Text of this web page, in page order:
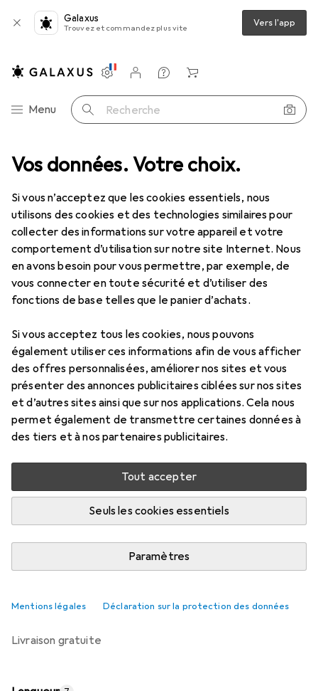
Vos données. Votre choix.
Si vous n’acceptez que les cookies essentiels, nous
utilisons des cookies et des technologies similaires pour
collecter des informations sur votre appareil et votre
comportement d’utilisation sur notre site Internet. Nous
en avons besoin pour vous permettre, par exemple, de
vous connecter en toute sécurité et d’utiliser des
fonctions de base telles que le panier d’achats.
Si vous acceptez tous les cookies, nous pouvons
également utiliser ces informations afin de vous afficher
des offres personnalisées, améliorer nos sites et vous
présenter des annonces publicitaires ciblées sur nos sites
et d’autres sites ainsi que sur nos applications. Cela nous
permet également de transmettre certaines données à
des tiers et à nos partenaires publicitaires.
Tout accepter
Seuls les cookies essentiels
Paramètres
Mentions légales Déclaration sur la protection des données
Galaxus
Trouvez et commandez plus vite Vers l'app
Navigation par catégorie
Menu Recherche
Paramètres
Compte client
Listes de comparaison
Listes d'envies
Panier
USB 3.0 de 5 m - mâle/femelle - câble USB 3.0 SuperSpeed Rallonge
10 images
StarTech Rallonge active USB 3.0 de 5
m - mâle/femelle - câble USB 3.0
5 m, USB 3.2 Gen 1, 5 W
Prix en EUR TVA incl.
EUR
109,57
50
Évaluations Marque
Plus de produits StarTech
Livré entre jeu, 20/8 et sam, 22/8
Plus de 10 pièces en stock chez le fournisseur
M'informer si le produit est disponible plus tôt
Ajouter au panier
Comparer Ajouter à la liste
livraison gratuite